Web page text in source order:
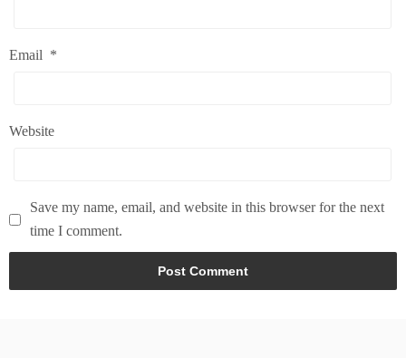
Email *
Website
Save my name, email, and website in this browser for the next
time I comment.